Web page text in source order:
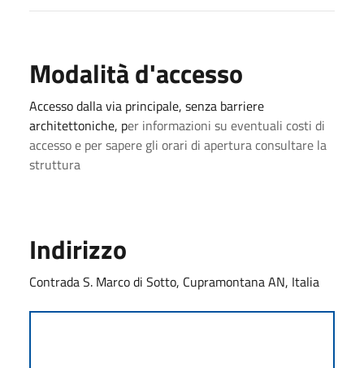
Modalità d'accesso
Accesso dalla via principale, senza barriere
architettoniche, per informazioni su eventuali costi di
accesso e per sapere gli orari di apertura consultare la
struttura
Indirizzo
Contrada S. Marco di Sotto, Cupramontana AN, Italia